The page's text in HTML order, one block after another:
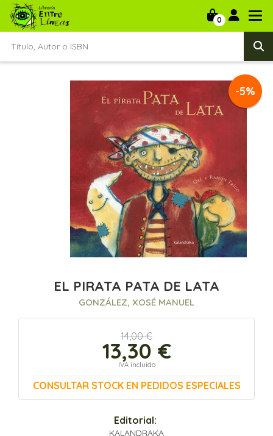
0
-5%
EL PIRATA PATA DE LATA
GONZÁLEZ, XOSÉ MANUEL
14,00 €
13,30 €
IVA incluido
CONSULTAR STOCK EN PEDIDOS ESPECIALES
Editorial:
KALANDRAKA